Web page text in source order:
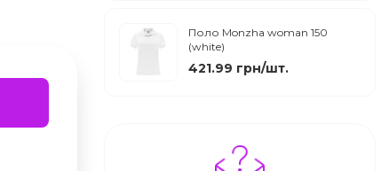
Поло Monzha woman 150
(white)
421.99 грн/шт.